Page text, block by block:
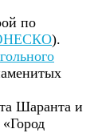
по
).
Шаранта и